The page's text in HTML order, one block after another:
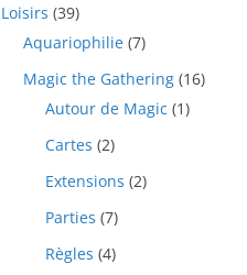
Loisirs (39)
Aquariophilie (7)
Magic the Gathering (16)
Autour de Magic (1)
Cartes (2)
Extensions (2)
Parties (7)
Règles (4)